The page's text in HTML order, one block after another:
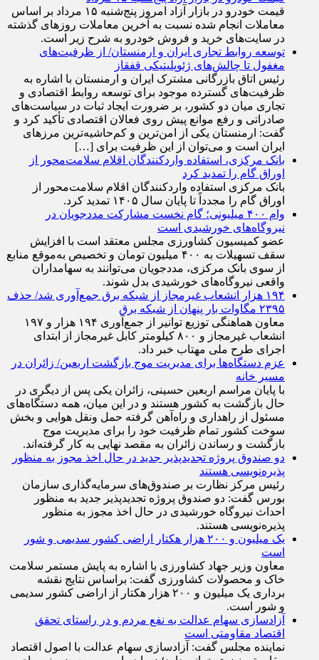
معاملات انجام شده نسبت به آخرین معاملات روز‌های گذشته
در سایت‌های خرید و فروش خودرو به شرح زیر است.
توسعه روابط تجاری ایران و ارمنستان/ از ظرفیت‌های
مغفول تا چالش‌های ژئوپلیتیکی قفقاز
رئیس اتاق بازرگانی مشترک ایران و ارمنستان با اشاره به
ظرفیت‌های گسترده موجود برای توسعه روابط اقتصادی و
تجاری میان دو کشور، بر ضرورت ایجاد ثبات در سیاست‌های
صادراتی و رفع موانع پیش روی فعالان اقتصادی تأکید کرد و
گفت: ارمنستان یکی از امن‌ترین و کم‌حاشیه‌ترین مرز‌های
ایران است و می‌توان از این ظرفیت برای […]
بانک مرکزی، استفاده واردکنندگان اقلام سلامت‌محور از
اوراق گام را تمدید کرد
بانک مرکزی استفاده واردکنندگان اقلام سلامت‌محور از
اوراق گام را مجدداً تا پایان سال ۱۴۰۵ تمدید کرد.
وام ۴۰۰ میلیونی؛ گام نخست مشارکت مددجویان در
نیروگاه‌های خورشیدی است
عضو کمیسیون کشاورزی مجلس معتقد است با افزایش
سقف تسهیلات به ۴۰۰ میلیون تومان و تخصیص به‌موقع منابع
از سوی بانک مرکزی، مددجویان می‌توانند به سهامداران
واقعی نیروگاه‌های خورشیدی بدل شوند.
۱۹۴ هزار انشعاب غیرمجاز از شبکه برق جمع‌آوری شد/ حذف
۲۳۹۵ مگاوات بار پنهان از شبکه برق
انشعاب غیرمجاز و ۸۰۰ کیلومتر کابل غیرمجاز از ابتدای
اجرای طرح ملی مهتاب خبر داد.
عزم دستگاه‌ها برای مدیریت موج بازگشت اربعین/ زائران در
مسیر خانه
با پایان مراسم اربعین حسینی، زائران یکی پس از دیگری در
حال بازگشت به کشور هستند و در این میان، همه دستگاه‌های
مسئول از راهداری و راه‌آهن گرفته حمل ونقل هوایی و بخش
سوخت کشور تمام ظرفیت خود را برای مدیریت موج
بازگشت و رساندن زائران به مقصد نهایی به کار گرفته‌اند.
دو صندوق پروژه تجدیدپذیر جدید در حال اخذ مجوز به منظور
پذیره‌نویسی هستند
رئیس مرکز نظارت بر صندوق‌های سرمایه‌گذاری سازمان
بورس گفت: دو صندوق پروژه تجدیدپذیر جدید به منظور
احداث نیروگاه خورشیدی در حال اخذ مجوز به منظور
پذیره‌نویسی هستند.
یک میلیون و ۲۰۰ هزار هکتار اراضی کشور سدیمی و شور
است
معاون وزیر جهاد کشاورزی با اشاره به پایش مستمر سلامت
خاک و محصولات کشاورزی گفت: براساس نتایج نقشه
برداری یک میلیون و ۲۰۰ هزار هکتار از اراضی کشور سدیمی
و شور است.
آزادسازی سهام عدالت به نفع مردم و در راستای تحقق
اقتصاد مقاومتی است
نماینده مجلس گفت: آزادسازی سهام عدالت با اصول اقتصاد
مقاومتی نیز همخوانی دارد؛ زیرا در این صورت، زمینه برای